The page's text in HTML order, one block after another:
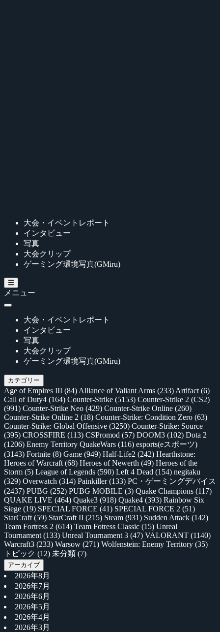
大会・イベントレポート
インタビュー
写真
大会クリップ
ゲーミング環境写真(GMiru)
メニュー
大会・イベントレポート
インタビュー
写真
大会クリップ
ゲーミング環境写真(GMiru)
カテゴリー
Age of Empires III (84) Alliance of Valiant Arms (233) Artifact (6)
Call of Duty4 (164) Counter-Strike (5153) Counter-Strike 2 (CS2)
(991) Counter-Strike Neo (429) Counter-Strike Online (260)
Counter-Strike Online 2 (18) Counter-Strike: Condition Zero (63)
Counter-Strike: Global Offensive (3250) Counter-Strike: Source
(395) CROSSFIRE (113) CSPromod (57) DOOM3 (102) Dota 2
(1206) Enemy Territory QuakeWars (116) esports(eスポーツ)
(3143) Fortnite (8) Game (949) Half-Life2 (242) Hearthstone:
Heroes of Warcraft (68) Heroes of Newerth (49) Heroes of the
Storm (5) League of Legends (590) Left 4 Dead (154) negitaku
(329) Overwatch (314) Painkiller(133) PC・ゲーミングデバイス
(2437) PUBG (252) PUBG MOBILE (3) Quake Champions (117)
QUAKE LIVE (464) Quake3 (918) Quake4 (393) Rainbow Six
Siege (19) SPECIAL FORCE (41) SPECIAL FORCE 2 (51)
StarCraft (59) StarCraft II (215) Steam (931) Sudden Attack (142)
Team Fortress 2 (614) Team Fotress Classic (15) Unreal
Tournament (133) Unreal Tournament 3 (47) VALORANT (1140)
Warcraft3 (233) Warsow (271) Wolfenstein: Enemy Territory (35)
トピック (12) 未分類 (7)
アーカイブ
2026年8月
2026年7月
2026年6月
2026年5月
2026年4月
2026年3月